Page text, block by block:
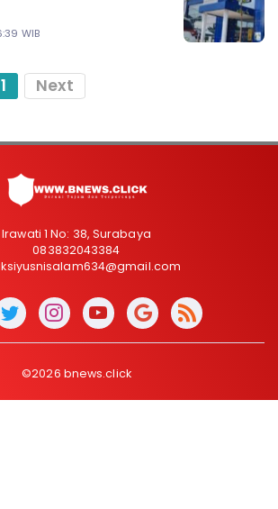
WIB
1 Next
Irawati 1 No: 38, Surabaya
083832043384
©2026 bnews.click